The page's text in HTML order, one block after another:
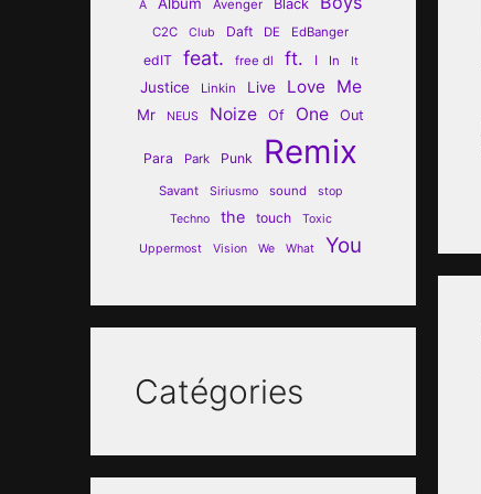
A Avenger Black
C2C Club Daft DE EdBanger
edIT feat. free dl ft. I In It
Justice Linkin Live Love Me
Mr NEUS Noize Of One Out
Para Park Punk Remix
Savant Siriusmo sound
stop
Techno
the touch Toxic
Uppermost Vision We What You
Catégories